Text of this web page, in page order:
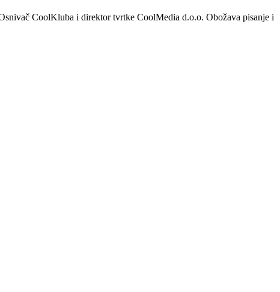
CoolKluba i direktor tvrtke CoolMedia d.o.o. Obožava pisanje i